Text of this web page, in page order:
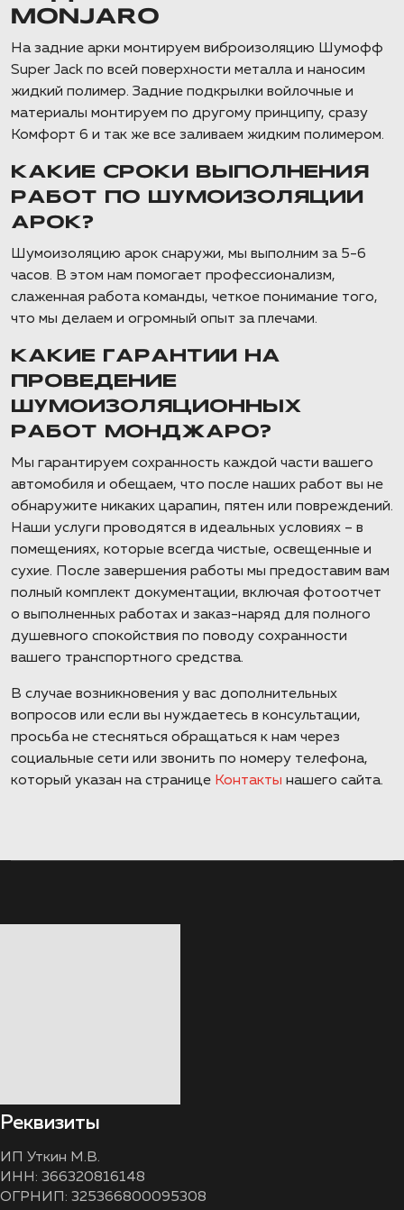
MONJARO
На задние арки монтируем виброизоляцию Шумофф
Super Jack по всей поверхности металла и наносим
жидкий полимер. Задние подкрылки войлочные и
материалы монтируем по другому принципу, сразу
Комфорт 6 и так же все заливаем жидким полимером.
КАКИЕ СРОКИ ВЫПОЛНЕНИЯ
РАБОТ ПО ШУМОИЗОЛЯЦИИ
АРОК?
Шумоизоляцию арок снаружи, мы выполним за 5-6
часов. В этом нам помогает профессионализм,
слаженная работа команды, четкое понимание того,
что мы делаем и огромный опыт за плечами.
КАКИЕ ГАРАНТИИ НА
ПРОВЕДЕНИЕ
ШУМОИЗОЛЯЦИОННЫХ
РАБОТ МОНДЖАРО?
Мы гарантируем сохранность каждой части вашего
автомобиля и обещаем, что после наших работ вы не
обнаружите никаких царапин, пятен или повреждений.
Наши услуги проводятся в идеальных условиях – в
помещениях, которые всегда чистые, освещенные и
сухие. После завершения работы мы предоставим вам
полный комплект документации, включая фотоотчет
о выполненных работах и заказ-наряд для полного
душевного спокойствия по поводу сохранности
вашего транспортного средства.
В случае возникновения у вас дополнительных
вопросов или если вы нуждаетесь в консультации,
просьба не стесняться обращаться к нам через
социальные сети или звонить по номеру телефона,
который указан на странице Контакты нашего сайта.
Реквизиты
ИП Уткин М.В.
ИНН: 366320816148
ОГРНИП: 325366800095308